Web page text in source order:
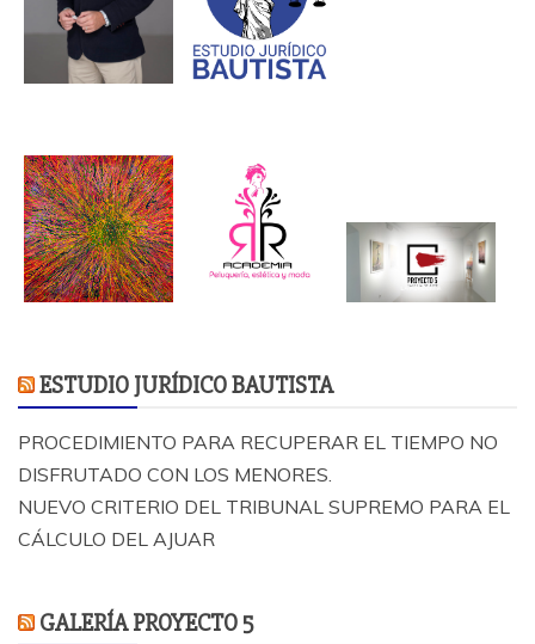
ESTUDIO JURÍDICO BAUTISTA
PROCEDIMIENTO PARA RECUPERAR EL TIEMPO NO
DISFRUTADO CON LOS MENORES.
NUEVO CRITERIO DEL TRIBUNAL SUPREMO PARA EL
CÁLCULO DEL AJUAR
GALERÍA PROYECTO 5